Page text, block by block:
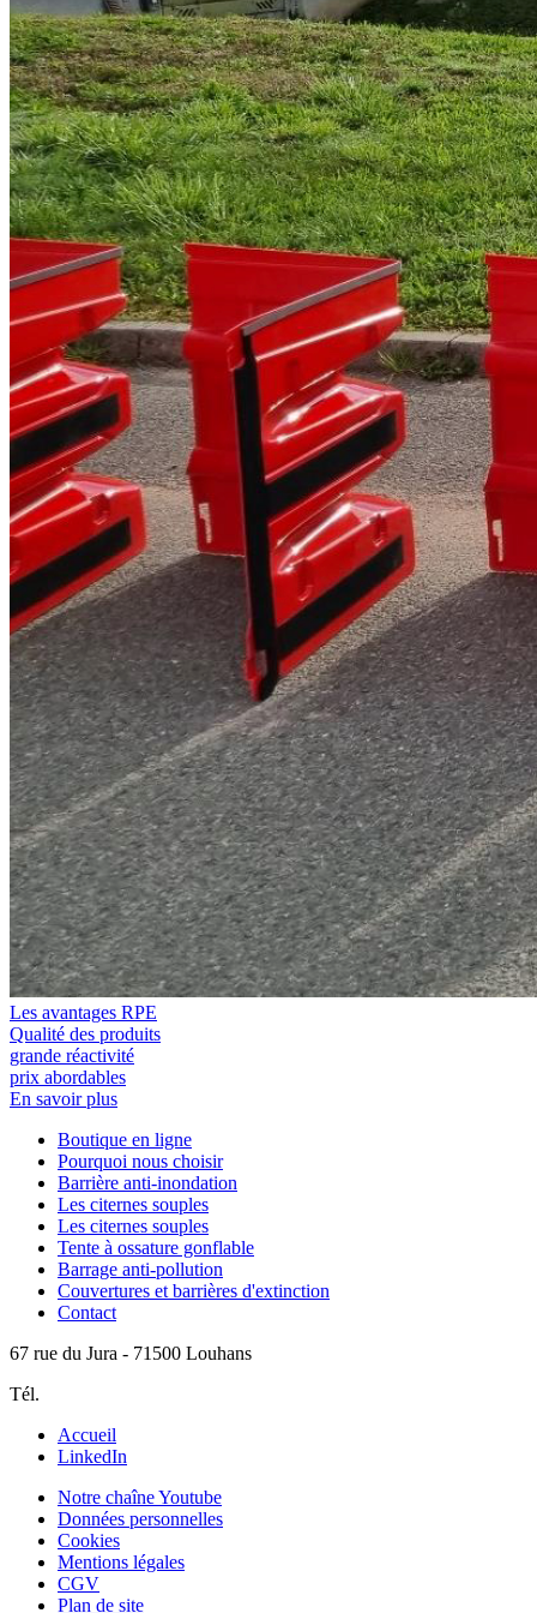
Les avantages RPE
Qualité des produits
grande réactivité
prix abordables
En savoir plus
Boutique en ligne
Pourquoi nous choisir
Barrière anti-inondation
Les citernes souples
Les citernes souples
Tente à ossature gonflable
Barrage anti-pollution
Couvertures et barrières d'extinction
Contact
67 rue du Jura - 71500 Louhans
Tél.
Accueil
LinkedIn
Notre chaîne Youtube
Données personnelles
Cookies
Mentions légales
CGV
Plan de site